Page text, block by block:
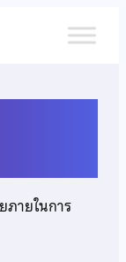
ภายในการ